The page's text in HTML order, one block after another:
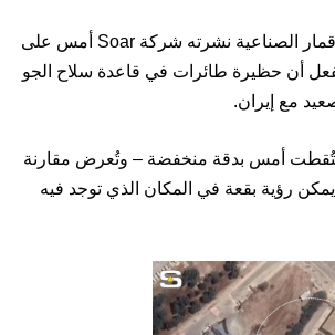
وكان تحليل لصور الأقمار الصناعية نشرته شركة Soar أمس على
أن حظيرة طائرات في قاعدة سلاح الجو
مع إيران.
أمس بدقة منخفضة – وتُعرض مقارنة
5 يونيو – يمكن رؤية بقعة في المكان الذي توجد فيه